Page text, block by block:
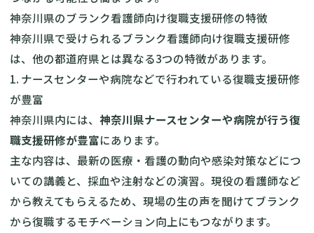
神奈川県のブランク看護師向け復職支援研修の特徴
神奈川県で受けられるブランク看護師向け復職支援研修
は、他の都道府県とは異なる3つの特徴があります。
1. ナースセンターや病院などで行われている復職支援研修
が豊富
神奈川県内には、 神奈川県ナースセンターや病院が行う復
職支援研修が豊富にあります。
主な内容は、最新の医療・看護の動向や感染対策などにつ
いての講義と、採血や注射などの演習。現役の看護師など
から教えてもらえるため、現場の生の声を聞けてブランク
から復職するモチベーション向上にもつながります。